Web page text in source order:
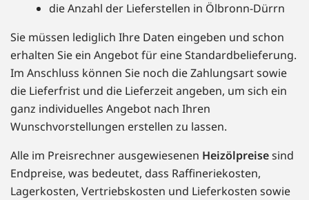
die Anzahl der Lieferstellen in Ölbronn-Dürrn
Sie müssen lediglich Ihre Daten eingeben und schon
erhalten Sie ein Angebot für eine Standardbelieferung.
Im Anschluss können Sie noch die Zahlungsart sowie
die Lieferfrist und die Lieferzeit angeben, um sich ein
ganz individuelles Angebot nach Ihren
Wunschvorstellungen erstellen zu lassen.
Alle im Preisrechner ausgewiesenen Heizölpreisesind
Endpreise, was bedeutet, dass Raffineriekosten,
Lagerkosten, Vertriebskosten und Lieferkosten sowie